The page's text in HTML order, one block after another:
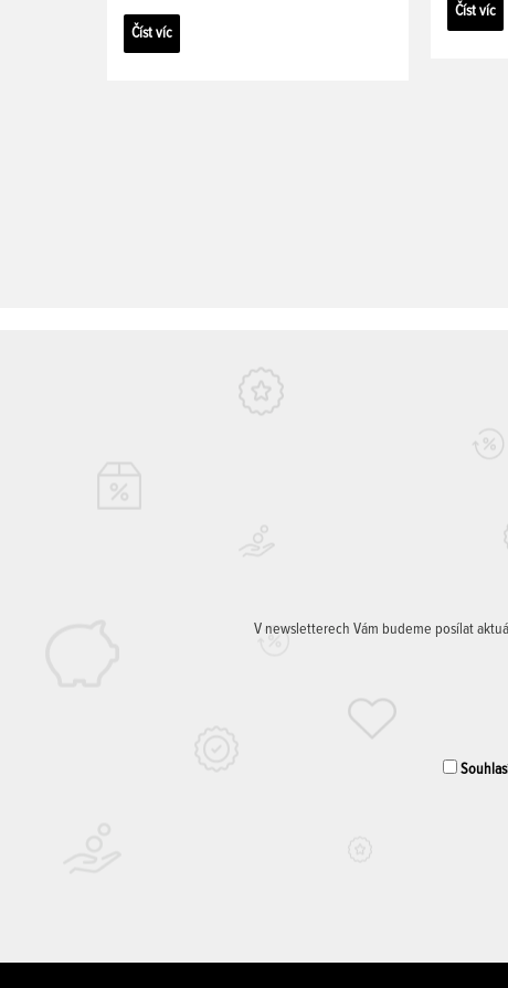
Číst víc
Číst víc
V newsletterech Vám budeme posílat